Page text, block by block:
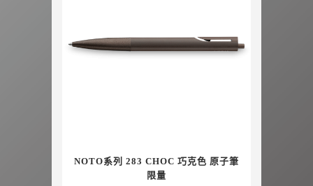
NOTO系列 283 CHOC 巧克色 原子筆
限量